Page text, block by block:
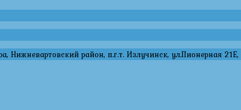
район, п.г.т. Излучинск, ул.Пионерная